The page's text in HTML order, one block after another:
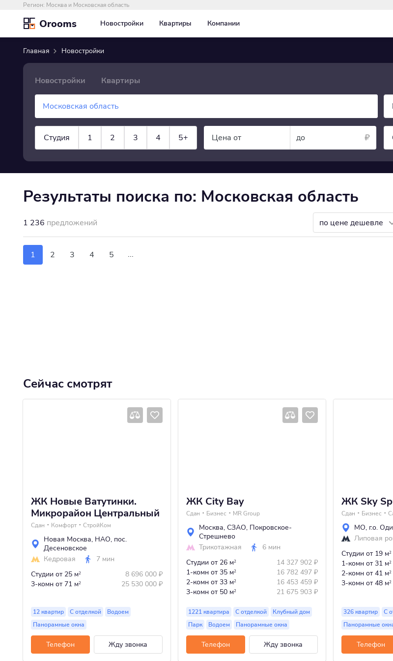
Регион: Москва и Московская область
Orooms Новостройки Квартиры Компании
Главная Новостройки
Новостройки Квартиры
Студия 1 2 3 4 5+ Цена от до
Результаты поиска по: Московская область
1 236 предложений по цене дешевле
1 2 3 4 5 ...
Сейчас смотрят
ЖК Новые Ватутинки.
Микрорайон Центральный
Сдан Комфорт СтройКом
Новая Москва, НАО, пос.
Десеновское
Кедровая
7 мин
Студии от 25 м2 8 696 000 ₽
3-комн от 71 м2 25 530 000 ₽
12 квартир С отделкой
Водоем
Панорамные окна
Телефон Жду звонка
ЖК City Bay
Сдан Бизнес MR Group
Москва, СЗАО, Покровское-
Стрешнево
Трикотажная
6 мин
Студии от 26 м2 14 327 902 ₽
1-комн от 35 м2 16 782 497 ₽
2-комн от 33 м2 16 453 459 ₽
3-комн от 50 м2 21 675 903 ₽
1221 квартира С отделкой
Клубный дом
Парк
Водоем Панорамные окна
Телефон Жду звонка
ЖК Sky
Сдан Бизнес
МО, г.о.
Липовая
Студии от 19 м2
1-комн от 31 м2
2-комн от 41 м2
3-комн от 48 м2
326 квартир
С
Панорамные
Телефон